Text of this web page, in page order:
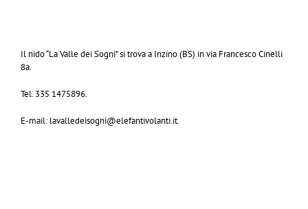
Il nido “La Valle dei Sogni” si trova a Inzino (BS) in via Francesco Cinelli
8a.
Tel. 335 1475896.
E-mail: lavalledeisogni@elefantivolanti.it.